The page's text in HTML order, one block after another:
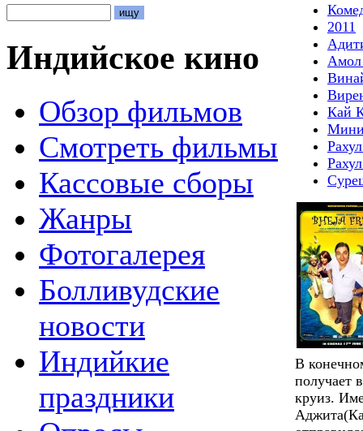
Индийское кино
Обзор фильмов
Смотреть фильмы
Кассовые сборы
Жанры
Фотогалерея
Болливудские
новости
Индийкие
праздники
2011
Амол
Кай
В
получает
круиз.